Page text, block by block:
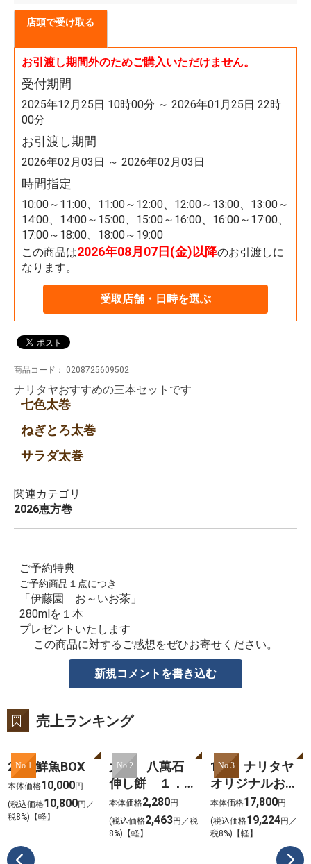
店頭で受け取る
受取店舗・日時を選ぶ
お引渡し期間外のためご購入いただけません。
受付期間
2025年12月25日 10時00分 ～ 2026年01月25日 22時
00分
お引渡し期間
2026年02月03日 ～ 2026年02月03日
時間指定
10:00～11:00、11:00～12:00、12:00～13:00、13:00～
14:00、14:00～15:00、15:00～16:00、16:00～17:00、
17:00～18:00、18:00～19:00
この商品は2026年08月07日(金)以降のお引渡しに
なります。
商品コード： 0208725609502
ナリタヤおすすめの三本セットです
七色太巻
ねぎとろ太巻
サラダ太巻
関連カテゴリ
2026恵方巻
ご予約特典
ご予約商品１点につき
「伊藤園 お～いお茶」
280mlを１本
プレゼントいたします
この商品に対するご感想をぜひお寄せください。
新規コメントを書き込む
売上ランキング
No.1
2025鮮魚BOX
本体価格10,000円
(税込価格10,800円／
税8%)【軽】
No.2
大新 八萬石
伸し餅 １．８
ｋｇ
本体価格2,280円
(税込価格2,463円／税
8%)【軽】
No.3
101 ナリタヤ
オリジナルおせ
ち 2026
本体価格17,800円
(税込価格19,224円／
税8%)【軽】